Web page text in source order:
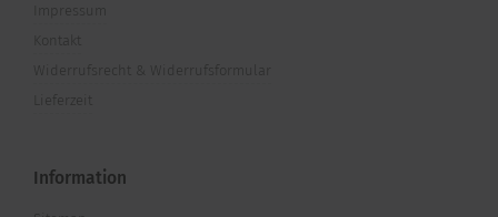
Impressum
Kontakt
Widerrufsrecht & Widerrufsformular
Lieferzeit
Information